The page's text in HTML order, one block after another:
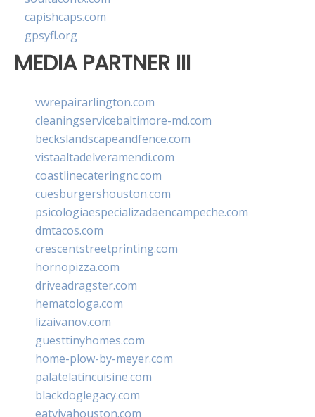
capishcaps.com
gpsyfl.org
MEDIA PARTNER III
vwrepairarlington.com
cleaningservicebaltimore-md.com
beckslandscapeandfence.com
vistaaltadelveramendi.com
coastlinecateringnc.com
cuesburgershouston.com
psicologiaespecializadaencampeche.com
dmtacos.com
crescentstreetprinting.com
hornopizza.com
driveadragster.com
hematologa.com
lizaivanov.com
guesttinyhomes.com
home-plow-by-meyer.com
palatelatincuisine.com
blackdoglegacy.com
eatvivahouston.com